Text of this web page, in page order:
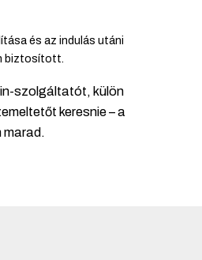
és az indulás utáni
biztosított.
szolgáltatót, külön
keresnie – a
marad.